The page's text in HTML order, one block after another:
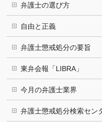
弁護士の選び方
自由と正義
弁護士懲戒処分の要旨
東弁会報「LIBRA」
今月の弁護士業界
弁護士懲戒処分検索セン